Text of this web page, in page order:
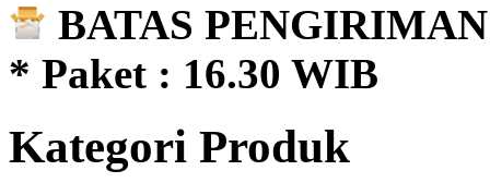
BATAS
* Paket : 16.30 WIB
Kategori Produk